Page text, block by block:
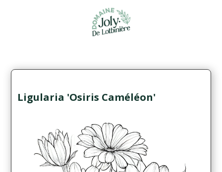
Ligularia 'Osiris Caméléon'